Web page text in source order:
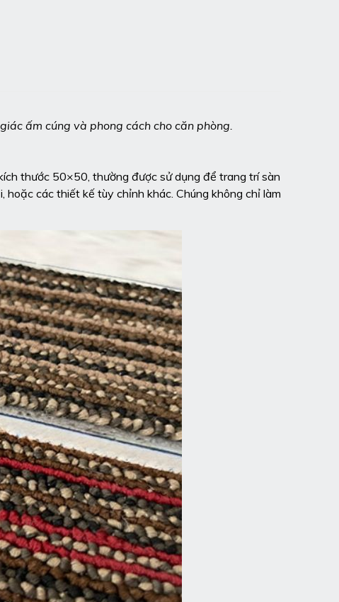
ấm cúng và phong cách cho căn phòng.
thước 50×50, thường được sử dụng để trang trí sàn
các thiết kế tùy chỉnh khác. Chúng không chỉ làm